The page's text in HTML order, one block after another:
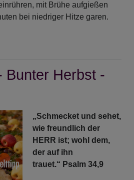
mit Brühe aufgießen
bei niedriger Hitze garen.
Bunter Herbst -
„Schmecket und sehet,
wie freundlich der
HERR ist; wohl dem,
der auf ihn
trauet.“ Psalm 34,9